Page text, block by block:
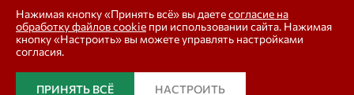
автомобильные весы, весовые дозаторы для фасовки,
тензодатчики
Нажимая кнопку «Принять всё» вы даетесогласие на
обработку файлов cookie при использовании сайта. Нажимая
кнопку «Настроить» вы можете управлять настройками
согласия.
ПРИНЯТЬ ВСЁ НАСТРОИТЬ